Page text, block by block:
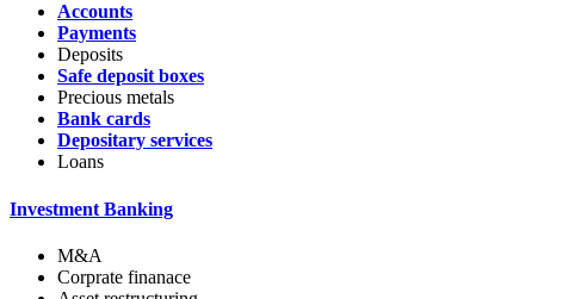
Accounts
Payments
Deposits
Safe deposit boxes
Precious metals
Bank cards
Depositary services
Loans
Investment Banking
M&A
Corprate finanace